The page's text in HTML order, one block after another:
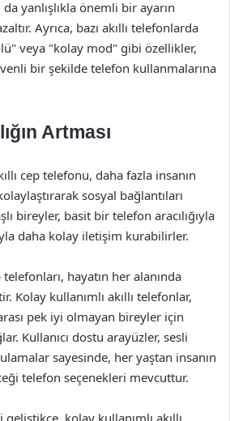
yanlışlıkla önemli bir ayarın
Ayrıca, bazı akıllı telefonlarda
veya "kolay mod" gibi özellikler,
bir şekilde telefon kullanmalarına
Artması
cep telefonu, daha fazla insanın
sosyal bağlantıları
bireyler, basit bir telefon aracılığıyla
daha kolay iletişim kurabilirler.
hayatın her alanında
Kolay kullanımlı akıllı telefonlar,
pek iyi olmayan bireyler için
Kullanıcı dostu arayüzler, sesli
sayesinde, her yaştan insanın
telefon seçenekleri mevcuttur.
kolay kullanımlı akıllı